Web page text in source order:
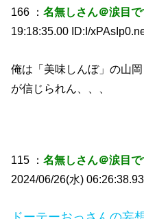
166 ：名無しさん＠涙目で
19:18:35.00 ID:I/
俺は「美味しんぼ」の山
が信じられん、、、
115 ：名無しさん＠涙目
2024/06/26(水)